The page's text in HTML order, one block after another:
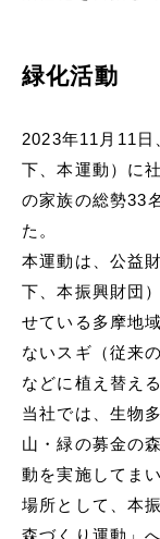
緑化活動
2023年11⽉11⽇
下、本運動）に
の家族の総勢33
た。
本運動は、公益
下、本振興財団
せている多摩地
ないスギ（従来
などに植え替え
当社では、⽣物
⼭・緑の募⾦の
動を実施してま
場所として、本
森づくり運動」